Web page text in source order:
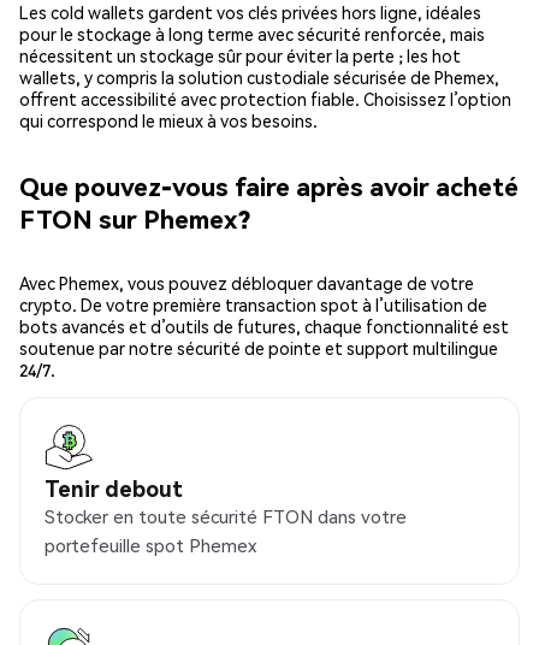
Les cold wallets gardent vos clés privées hors ligne, idéales
pour le stockage à long terme avec sécurité renforcée, mais
nécessitent un stockage sûr pour éviter la perte ; les hot
wallets, y compris la solution custodiale sécurisée de Phemex,
offrent accessibilité avec protection fiable. Choisissez l’option
qui correspond le mieux à vos besoins.
Que pouvez-vous faire après avoir acheté
FTON sur Phemex?
Avec Phemex, vous pouvez débloquer davantage de votre
crypto. De votre première transaction spot à l’utilisation de
bots avancés et d’outils de futures, chaque fonctionnalité est
soutenue par notre sécurité de pointe et support multilingue
24/7.
Tenir debout
Stocker en toute sécurité FTON dans votre
portefeuille spot Phemex